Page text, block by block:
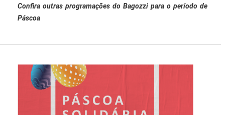
Confira outras programações do Bagozzi para o período de
Páscoa